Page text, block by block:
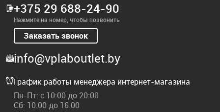
+375 29 688-24-90
Нажмите на номер, чтобы позвонить
Заказать звонок
info@vplaboutlet.by
График работы менеджера интернет-магазина
Пн-Пт: с 10:00 до 20:00
Сб: 10.00 до 16.00